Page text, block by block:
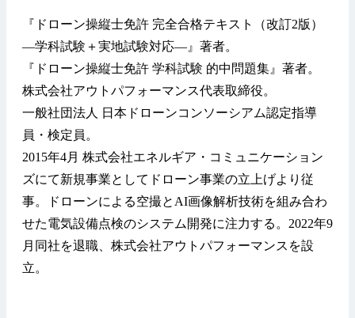
『ドローン操縦士免許 完全合格テキスト（改訂2版）
—学科試験＋実地試験対応—』著者。
『ドローン操縦士免許 学科試験 的中問題集』著者。
株式会社アウトパフォーマンス代表取締役。
一般社団法人 日本ドローンコンソーシアム認定指導
員・検定員。
2015年4月 株式会社エネルギア・コミュニケーション
ズにて新規事業としてドローン事業の立上げより従
事。ドローンによる空撮とAI画像解析技術を組み合わ
せた電気設備点検のシステム開発に注力する。2022年9
月同社を退職、株式会社アウトパフォーマンスを設
立。